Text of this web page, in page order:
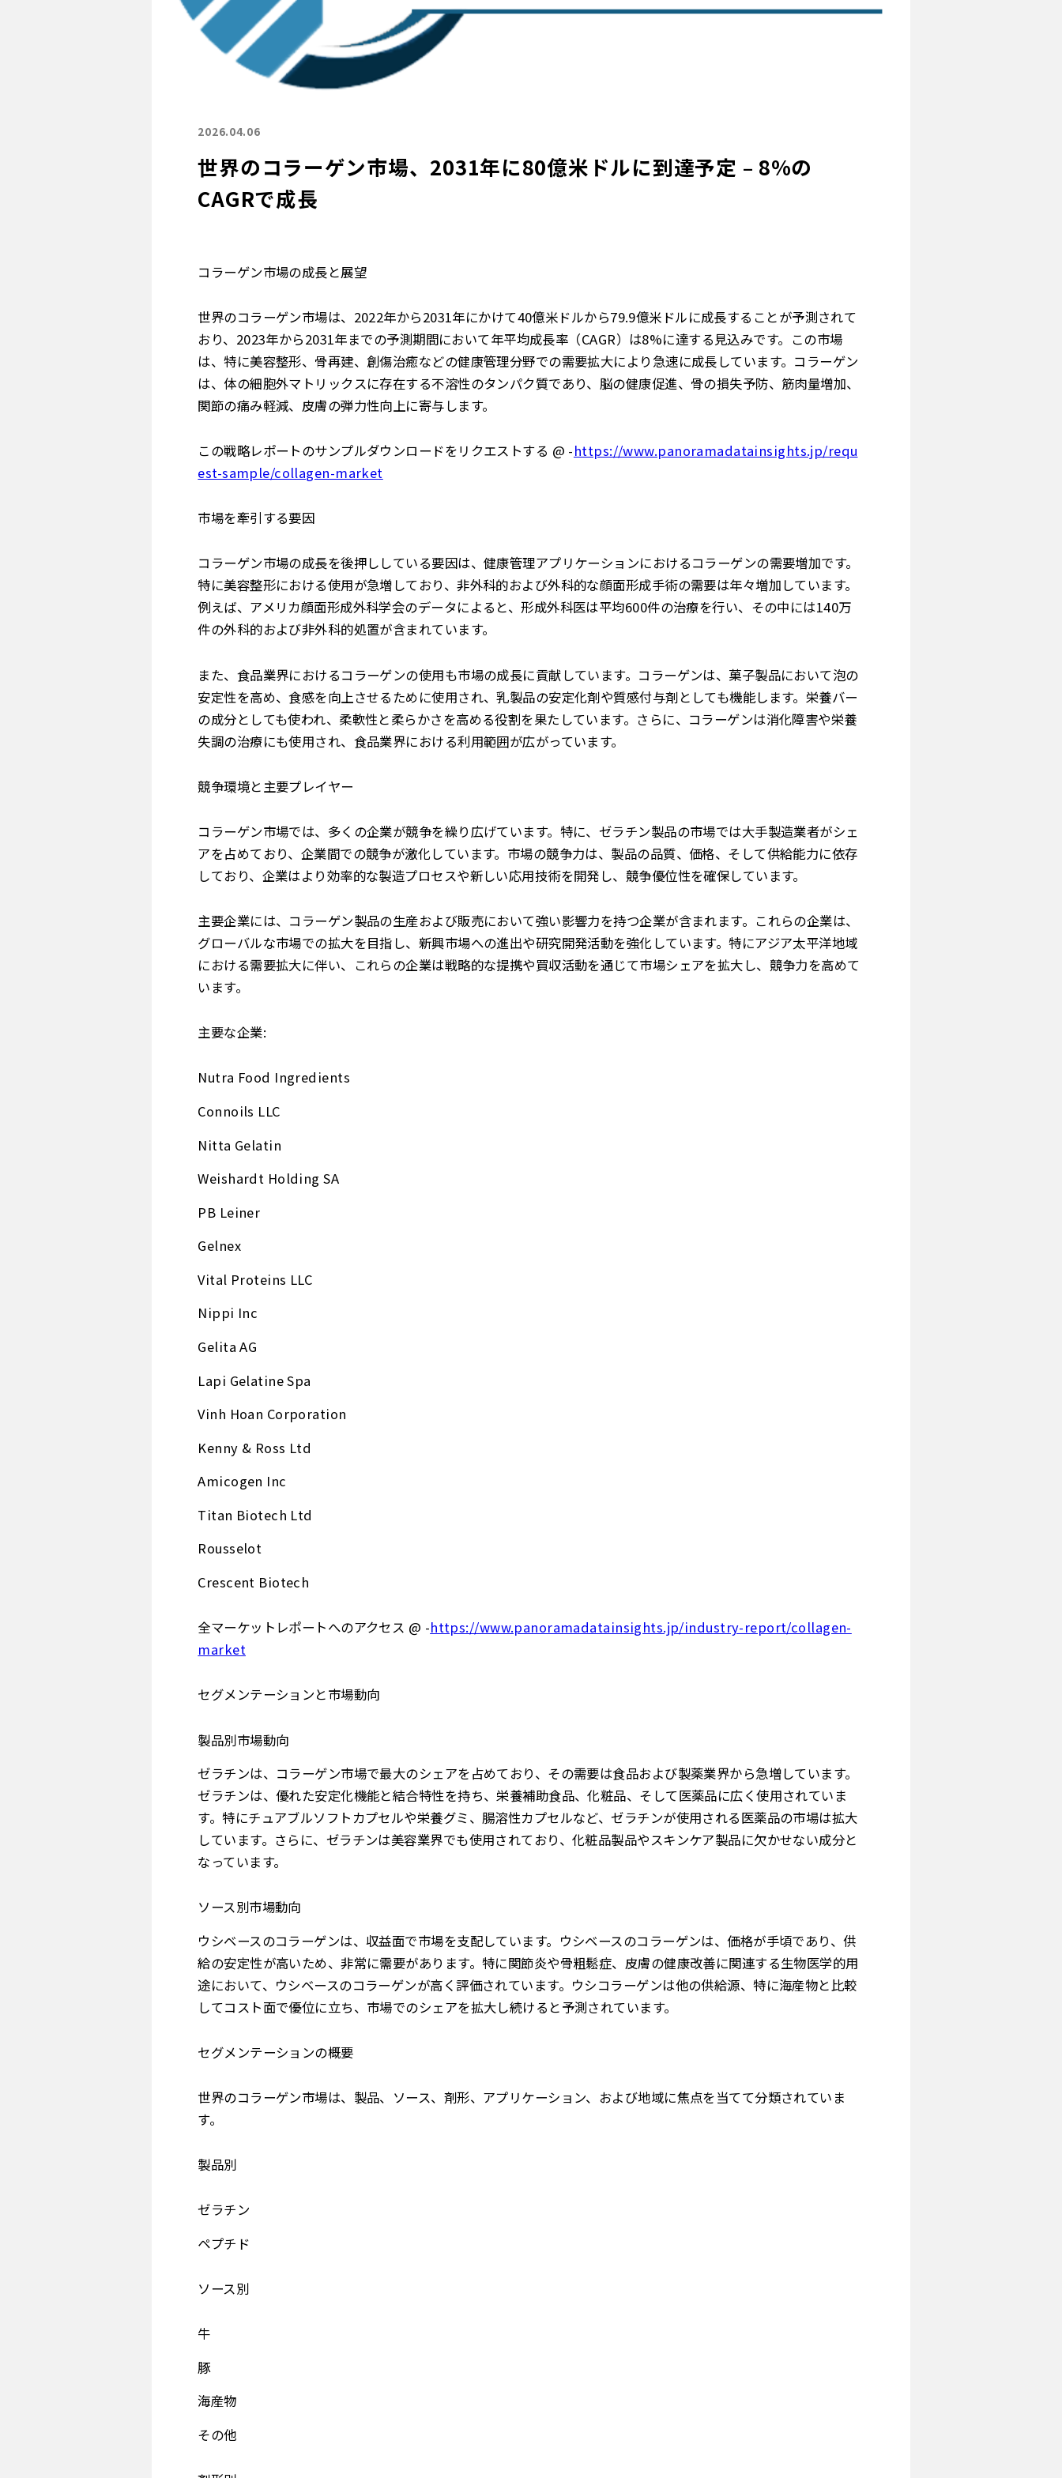
2026.04.06
世界のコラーゲン市場、2031年に80億米ドルに到達予定 – 8%の
CAGRで成長
コラーゲン市場の成長と展望
世界のコラーゲン市場は、2022年から2031年にかけて40億米ドルから79.9億米ドルに成長することが予測されて
おり、2023年から2031年までの予測期間において年平均成長率（CAGR）は8%に達する見込みです。この市場
は、特に美容整形、骨再建、創傷治癒などの健康管理分野での需要拡大により急速に成長しています。コラーゲン
は、体の細胞外マトリックスに存在する不溶性のタンパク質であり、脳の健康促進、骨の損失予防、筋肉量増加、
関節の痛み軽減、皮膚の弾力性向上に寄与します。
この戦略レポートのサンプルダウンロードをリクエストする @ -https://www.panoramadatainsights.jp/requ
est-sample/collagen-market
市場を牽引する要因
コラーゲン市場の成長を後押ししている要因は、健康管理アプリケーションにおけるコラーゲンの需要増加です。
特に美容整形における使用が急増しており、非外科的および外科的な顔面形成手術の需要は年々増加しています。
例えば、アメリカ顔面形成外科学会のデータによると、形成外科医は平均600件の治療を行い、その中には140万
件の外科的および非外科的処置が含まれています。
また、食品業界におけるコラーゲンの使用も市場の成長に貢献しています。コラーゲンは、菓子製品において泡の
安定性を高め、食感を向上させるために使用され、乳製品の安定化剤や質感付与剤としても機能します。栄養バー
の成分としても使われ、柔軟性と柔らかさを高める役割を果たしています。さらに、コラーゲンは消化障害や栄養
失調の治療にも使用され、食品業界における利用範囲が広がっています。
競争環境と主要プレイヤー
コラーゲン市場では、多くの企業が競争を繰り広げています。特に、ゼラチン製品の市場では大手製造業者がシェ
アを占めており、企業間での競争が激化しています。市場の競争力は、製品の品質、価格、そして供給能力に依存
しており、企業はより効率的な製造プロセスや新しい応用技術を開発し、競争優位性を確保しています。
主要企業には、コラーゲン製品の生産および販売において強い影響力を持つ企業が含まれます。これらの企業は、
グローバルな市場での拡大を目指し、新興市場への進出や研究開発活動を強化しています。特にアジア太平洋地域
における需要拡大に伴い、これらの企業は戦略的な提携や買収活動を通じて市場シェアを拡大し、競争力を高めて
います。
主要な企業:
Nutra Food Ingredients
Connoils LLC
Nitta Gelatin
Weishardt Holding SA
PB Leiner
Gelnex
Vital Proteins LLC
Nippi Inc
Gelita AG
Lapi Gelatine Spa
Vinh Hoan Corporation
Kenny & Ross Ltd
Amicogen Inc
Titan Biotech Ltd
Rousselot
Crescent Biotech
全マーケットレポートへのアクセス @ -https://www.panoramadatainsights.jp/industry-report/collagen-
market
セグメンテーションと市場動向
製品別市場動向
ゼラチンは、コラーゲン市場で最大のシェアを占めており、その需要は食品および製薬業界から急増しています。
ゼラチンは、優れた安定化機能と結合特性を持ち、栄養補助食品、化粧品、そして医薬品に広く使用されていま
す。特にチュアブルソフトカプセルや栄養グミ、腸溶性カプセルなど、ゼラチンが使用される医薬品の市場は拡大
しています。さらに、ゼラチンは美容業界でも使用されており、化粧品製品やスキンケア製品に欠かせない成分と
なっています。
ソース別市場動向
ウシベースのコラーゲンは、収益面で市場を支配しています。ウシベースのコラーゲンは、価格が手頃であり、供
給の安定性が高いため、非常に需要があります。特に関節炎や骨粗鬆症、皮膚の健康改善に関連する生物医学的用
途において、ウシベースのコラーゲンが高く評価されています。ウシコラーゲンは他の供給源、特に海産物と比較
してコスト面で優位に立ち、市場でのシェアを拡大し続けると予測されています。
セグメンテーションの概要
世界のコラーゲン市場は、製品、ソース、剤形、アプリケーション、および地域に焦点を当てて分類されていま
す。
製品別
ゼラチン
ペプチド
ソース別
牛
豚
海産物
その他